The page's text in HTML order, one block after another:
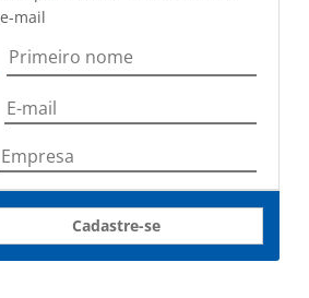
mail
Cadastre-se